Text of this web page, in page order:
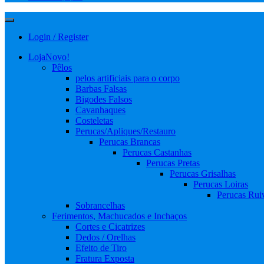
Login / Register
LojaNovo!
Pêlos
pelos artificiais para o corpo
Barbas Falsas
Bigodes Falsos
Cavanhaques
Costeletas
Perucas/Apliques/Restauro
Perucas Brancas
Perucas Castanhas
Perucas Pretas
Perucas Grisalhas
Perucas Loiras
Perucas
Sobrancelhas
Ferimentos, Machucados e Inchaços
Cortes e Cicatrizes
Dedos / Orelhas
Efeito de Tiro
Fratura Exposta